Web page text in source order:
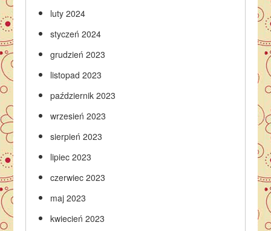
luty 2024
styczeń 2024
grudzień 2023
listopad 2023
październik 2023
wrzesień 2023
sierpień 2023
lipiec 2023
czerwiec 2023
maj 2023
kwiecień 2023